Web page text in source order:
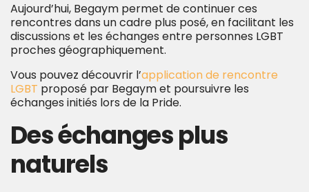
Aujourd’hui, Begaym permet de continuer ces
rencontres dans un cadre plus posé, en facilitant les
discussions et les échanges entre personnes LGBT
proches géographiquement.
Vous pouvez découvrir l’application de rencontre
LGBT proposé par Begaym et poursuivre les
échanges initiés lors de la Pride.
Des échanges plus
naturels